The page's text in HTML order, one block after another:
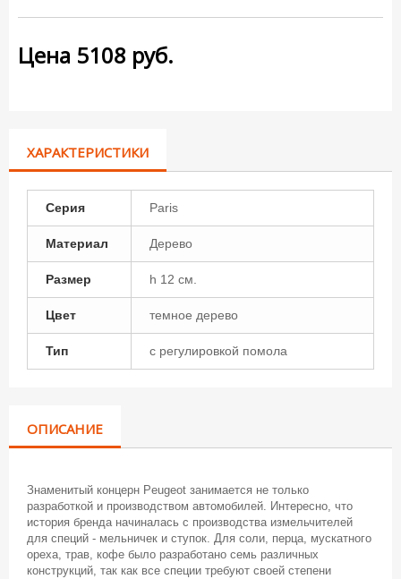
Цена 5108 руб.
ХАРАКТЕРИСТИКИ
Серия Paris
Материал Дерево
Размер h 12 см.
Цвет темное дерево
Тип с регулировкой помола
ОПИСАНИЕ
Знаменитый концерн Peugeot занимается не только
разработкой и производством автомобилей. Интересно, что
история бренда начиналась с производства измельчителей
для специй - мельничек и ступок. Для соли, перца, мускатного
ореха, трав, кофе было разработано семь различных
конструкций, так как все специи требуют своей степени